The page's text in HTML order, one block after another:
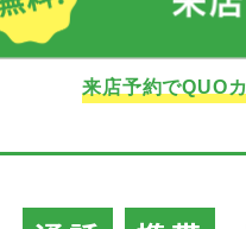
来店予約でQUO